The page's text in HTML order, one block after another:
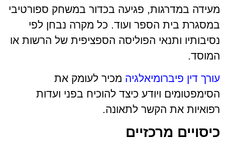
מעידה במדרגות, פגיעה בכדור במשחק ספורטיבי
במסגרת בית הספר ועוד. כל מקרה נבחן לפי
נסיבותיו ותנאי הפוליסה הספציפית של הרשות או
המוסד.
עורך דין פיברומיאלגיה מכיר לעומק את
הסימפטומים ויודע כיצד להוכיח בפני ועדות
רפואיות את הקשר לתאונה.
כיסויים מרכזיים